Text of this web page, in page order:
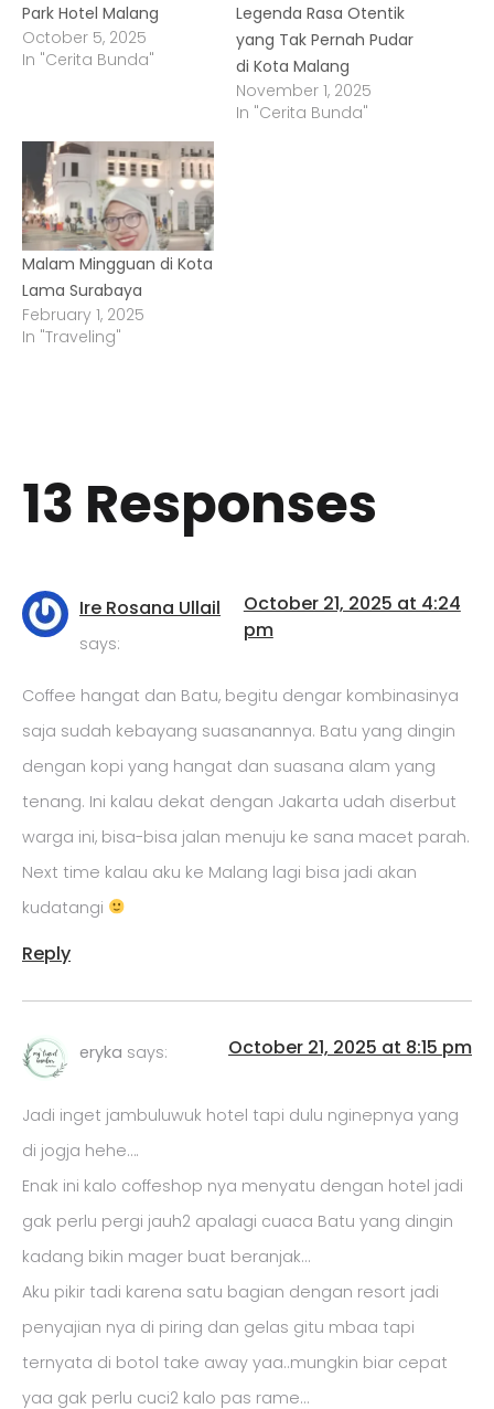
Park Hotel Malang
October 5, 2025
In "Cerita Bunda"
Legenda Rasa Otentik
yang Tak Pernah Pudar
di Kota Malang
November 1, 2025
In "Cerita Bunda"
Malam Mingguan di Kota
Lama Surabaya
February 1, 2025
In "Traveling"
13 Responses
Ire Rosana Ullail
says:
October 21, 2025 at 4:24
pm
Coffee hangat dan Batu, begitu dengar kombinasinya
saja sudah kebayang suasanannya. Batu yang dingin
dengan kopi yang hangat dan suasana alam yang
tenang. Ini kalau dekat dengan Jakarta udah diserbut
warga ini, bisa-bisa jalan menuju ke sana macet parah.
Next time kalau aku ke Malang lagi bisa jadi akan
kudatangi
Reply
eryka says: October 21, 2025 at 8:15 pm
Jadi inget jambuluwuk hotel tapi dulu nginepnya yang
di jogja hehe….
Enak ini kalo coffeshop nya menyatu dengan hotel jadi
gak perlu pergi jauh2 apalagi cuaca Batu yang dingin
kadang bikin mager buat beranjak…
Aku pikir tadi karena satu bagian dengan resort jadi
penyajian nya di piring dan gelas gitu mbaa tapi
ternyata di botol take away yaa..mungkin biar cepat
yaa gak perlu cuci2 kalo pas rame…